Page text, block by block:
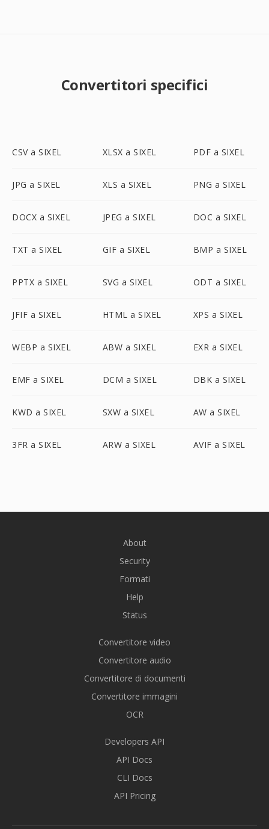
Convertitori specifici
CSV a SIXEL XLSX a SIXEL PDF a SIXEL
JPG a SIXEL XLS a SIXEL PNG a SIXEL
DOCX a SIXEL JPEG a SIXEL DOC a SIXEL
TXT a SIXEL GIF a SIXEL BMP a SIXEL
PPTX a SIXEL SVG a SIXEL ODT a SIXEL
JFIF a SIXEL HTML a SIXEL XPS a SIXEL
WEBP a SIXEL ABW a SIXEL EXR a SIXEL
EMF a SIXEL DCM a SIXEL DBK a SIXEL
KWD a SIXEL SXW a SIXEL AW a SIXEL
3FR a SIXEL ARW a SIXEL AVIF a SIXEL
About
Security
Formati
Help
Status
Convertitore video
Convertitore audio
Convertitore di documenti
Convertitore immagini
OCR
Developers API
API Docs
CLI Docs
API Pricing